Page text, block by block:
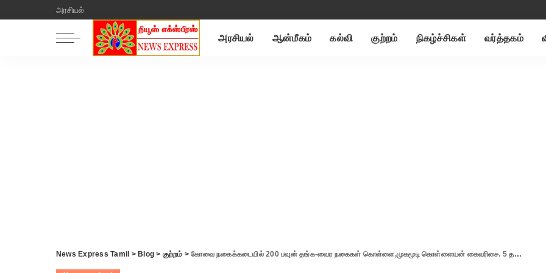
அரசியல்
அரசியல் ஆன்மீகம் கல்வி குற்றம் நிகழ்ச்சிகள் வர்த்தகம்
News Express Tamil > Blog > குற்றம் >கோவை நகைக்கடையில் 200 பவுன் தங்க-வைர நகைகள் கொள்ளை,முகமூடி கொள்ளையன் கைவரிசை. 5 தனி படைகள் அமைப்பு.